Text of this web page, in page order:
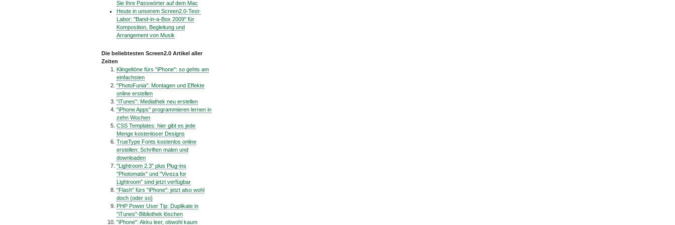
Sie Ihre Passwörter auf dem Mac
Heute in unserem Screen2.0-Test-
Labor: "Band-in-a-Box 2009" für
Komposition, Begleitung und
Arrangement von Musik
Die beliebtesten Screen2.0 Artikel aller
Zeiten
Klingeltöne fürs "iPhone": so gehts am
einfachsten
"PhotoFunia": Montagen und Effekte
online erstellen
"iTunes": Mediathek neu erstellen
"iPhone Apps" programmieren lernen in
zehn Wochen
CSS Templates: hier gibt es jede
Menge kostenloser Designs
TrueType Fonts kostenlos online
erstellen: Schriften malen und
downloaden
"Lightroom 2.3" plus Plug-ins
"Photomatix" und "Viveza for
Lightroom" sind jetzt verfügbar
"Flash" fürs "iPhone": jetzt also wohl
doch (oder so)
PHP Power User Tip: Duplikate in
"iTunes"-Bibliothek löschen
"iPhone": Akku leer, obwohl kaum